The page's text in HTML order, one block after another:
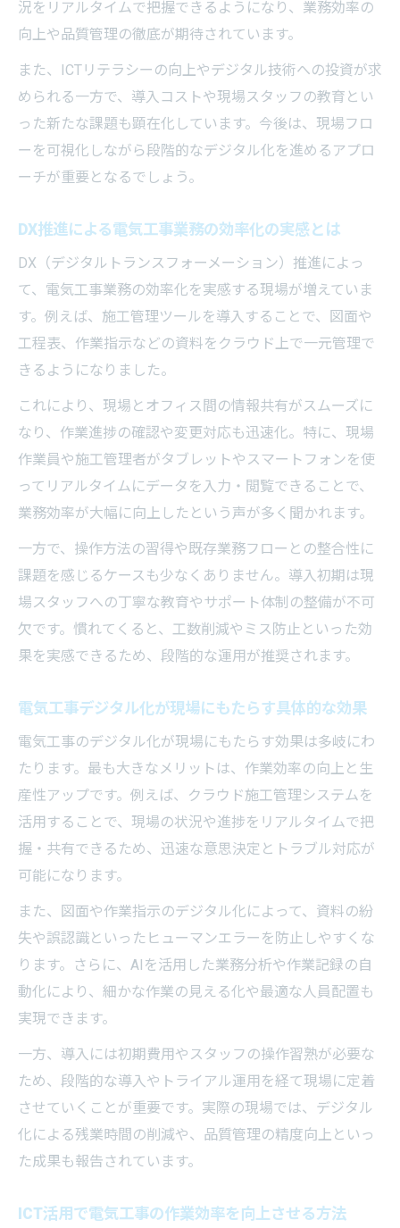
割とは
例紹介
電気工事AI活用による現場課題の具体的な
解決策
率化
AIを活用した電気工事業務の自動化と省力
化の実際
電気工事現場でAI導入がもたらす効果とポ
イント
電気工事業界で注目されるAI技術の最新動
向
従来工法からの転換で現場業務を効率化
電気工事の従来工法から最新技術への移行
ポイント
デジタル化が電気工事現場にもたらす業務
効率化
電気工事で効率化を実現する工法転換の工
夫
現場で求められる電気工事の効率化ノウハ
ウとは
方法
現場で取り入れたい電気工事の最新技術
電気工事現場で注目される最新技術の導入
ポイント
現場作業の効率化に直結する電気工事技術
の実例
線
電気工事DXで現場業務が進化する最新動向
電気工事の最新技術がもたらす現場の安全
性向上
電気工事現場で求められるデジタルスキル
習得法
関係
況をリアルタイムで把握できるようになり、業務効率の
向上や品質管理の徹底が期待されています。
また、ICTリテラシーの向上やデジタル技術への投資が求
められる一方で、導入コストや現場スタッフの教育とい
った新たな課題も顕在化しています。今後は、現場フロ
ーを可視化しながら段階的なデジタル化を進めるアプロ
ーチが重要となるでしょう。
DX推進による電気工事業務の効率化の実感とは
DX（デジタルトランスフォーメーション）推進によっ
て、電気工事業務の効率化を実感する現場が増えていま
す。例えば、施工管理ツールを導入することで、図面や
工程表、作業指示などの資料をクラウド上で一元管理で
きるようになりました。
これにより、現場とオフィス間の情報共有がスムーズに
なり、作業進捗の確認や変更対応も迅速化。特に、現場
作業員や施工管理者がタブレットやスマートフォンを使
ってリアルタイムにデータを入力・閲覧できることで、
業務効率が大幅に向上したという声が多く聞かれます。
一方で、操作方法の習得や既存業務フローとの整合性に
課題を感じるケースも少なくありません。導入初期は現
場スタッフへの丁寧な教育やサポート体制の整備が不可
欠です。慣れてくると、工数削減やミス防止といった効
果を実感できるため、段階的な運用が推奨されます。
電気工事デジタル化が現場にもたらす具体的な効果
電気工事のデジタル化が現場にもたらす効果は多岐にわ
たります。最も大きなメリットは、作業効率の向上と生
産性アップです。例えば、クラウド施工管理システムを
活用することで、現場の状況や進捗をリアルタイムで把
握・共有できるため、迅速な意思決定とトラブル対応が
可能になります。
また、図面や作業指示のデジタル化によって、資料の紛
失や誤認識といったヒューマンエラーを防止しやすくな
ります。さらに、AIを活用した業務分析や作業記録の自
動化により、細かな作業の見える化や最適な人員配置も
実現できます。
一方、導入には初期費用やスタッフの操作習熟が必要な
ため、段階的な導入やトライアル運用を経て現場に定着
させていくことが重要です。実際の現場では、デジタル
化による残業時間の削減や、品質管理の精度向上といっ
た成果も報告されています。
ICT活用で電気工事の作業効率を向上させる方法